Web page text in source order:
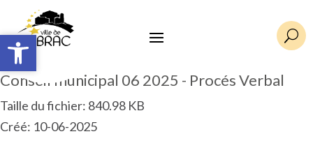
Ouvrir la barre d’outils U
Conseil municipal 06 2025 - Procés Verbal
Taille du fichier: 840.98 KB
Créé: 10-06-2025
Ouvrir la barre d’outils